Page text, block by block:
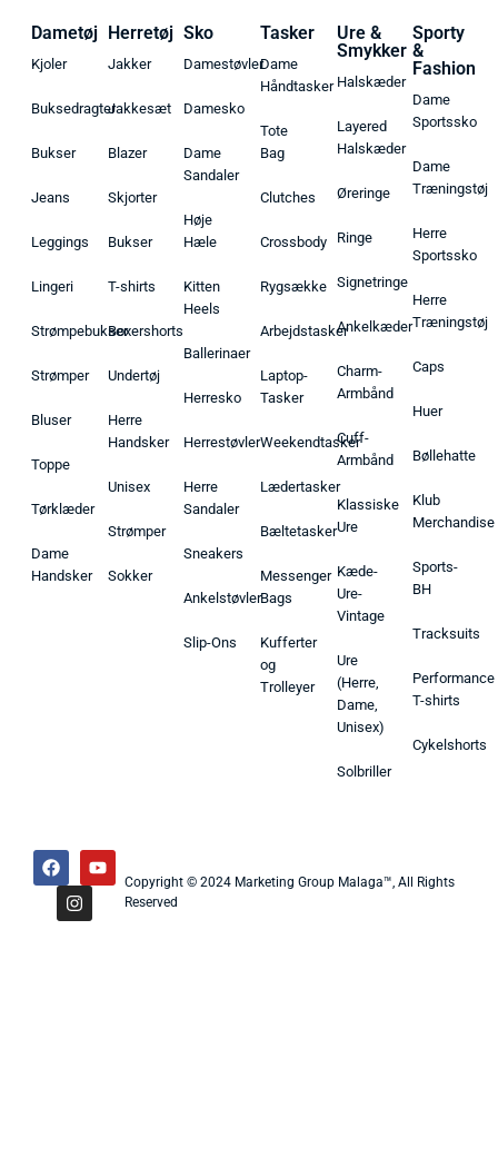
Dametøj
Kjoler
Buksedragter
Bukser
Jeans
Leggings
Lingeri
Strømpebukser
Strømper
Bluser
Toppe
Tørklæder
Dame
Handsker
Herretøj
Jakker
Jakkesæt
Blazer
Skjorter
Bukser
T-shirts
Boxershorts
Undertøj
Herre
Handsker
Unisex
Strømper
Sokker
Sko
Damestøvler
Damesko
Dame
Sandaler
Høje
Hæle
Kitten
Heels
Ballerinaer
Herresko
Herrestøvler
Herre
Sandaler
Sneakers
Ankelstøvler
Slip-Ons
Tasker
Dame
Håndtasker
Tote
Bag
Clutches
Crossbody
Rygsække
Arbejdstasker
Laptop-
Tasker
Weekendtasker
Lædertasker
Bæltetasker
Messenger
Bags
Kufferter
og
Trolleyer
Ure &
Smykker
Halskæder
Layered
Halskæder
Øreringe
Ringe
Signetringe
Ankelkæder
Charm-
Armbånd
Cuff-
Armbånd
Klassiske
Ure
Kæde-
Ure-
Vintage
Ure
(Herre,
Dame,
Unisex)
Solbriller
Sporty
&
Fashion
Dame
Sportssko
Dame
Træningstøj
Herre
Sportssko
Herre
Træningstøj
Caps
Huer
Bøllehatte
Klub
Merchandise
Sports-
BH
Tracksuits
Performance
T-shirts
Cykelshorts
Copyright © 2024 Marketing Group Malaga™, All Rights
Reserved